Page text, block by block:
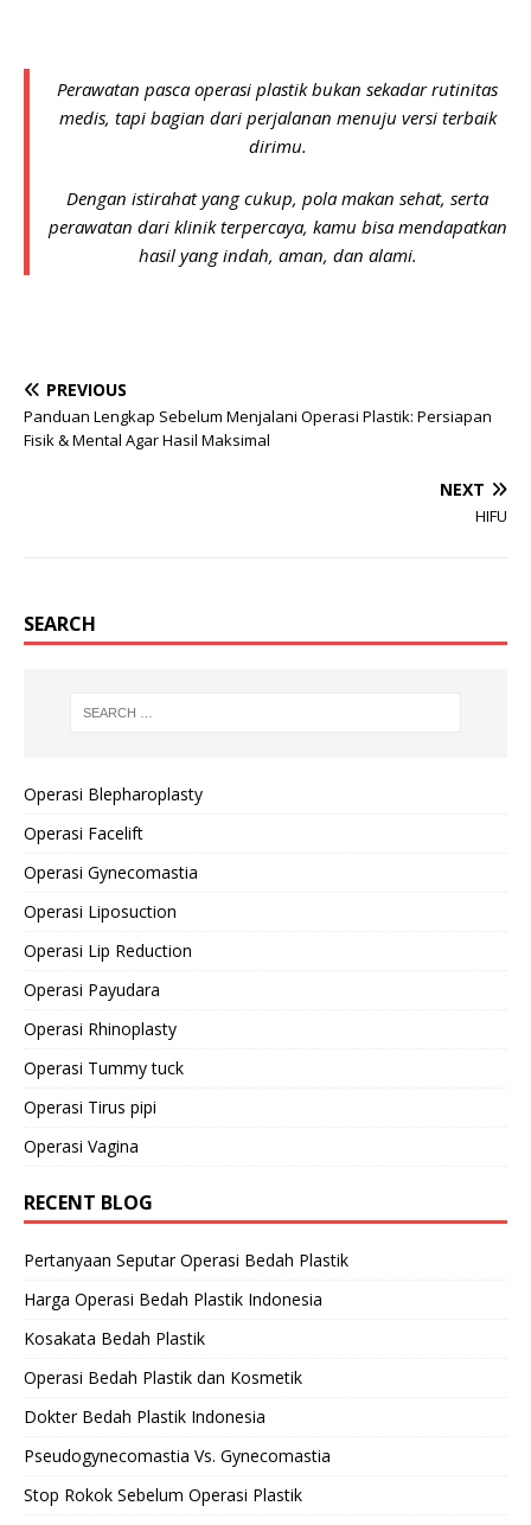
Perawatan pasca operasi plastik bukan sekadar rutinitas
medis, tapi bagian dari perjalanan menuju versi terbaik
dirimu.
Dengan istirahat yang cukup, pola makan sehat, serta
perawatan dari klinik terpercaya, kamu bisa mendapatkan
hasil yang indah, aman, dan alami.
PREVIOUS
Panduan Lengkap Sebelum Menjalani Operasi Plastik: Persiapan
Fisik & Mental Agar Hasil Maksimal
NEXT
HIFU
SEARCH
Operasi Blepharoplasty
Operasi Facelift
Operasi Gynecomastia
Operasi Liposuction
Operasi Lip Reduction
Operasi Payudara
Operasi Rhinoplasty
Operasi Tummy tuck
Operasi Tirus pipi
Operasi Vagina
RECENT BLOG
Pertanyaan Seputar Operasi Bedah Plastik
Harga Operasi Bedah Plastik Indonesia
Kosakata Bedah Plastik
Operasi Bedah Plastik dan Kosmetik
Dokter Bedah Plastik Indonesia
Pseudogynecomastia Vs. Gynecomastia
Stop Rokok Sebelum Operasi Plastik